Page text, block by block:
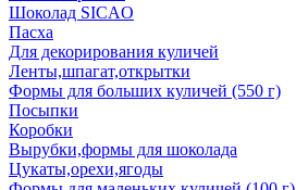
Шоколад SICAO
Пасха
Для декорирования куличей
Ленты,шпагат,открытки
Формы для больших куличей (550 г)
Посыпки
Коробки
Вырубки,формы для шоколада
Цукаты,орехи,ягоды